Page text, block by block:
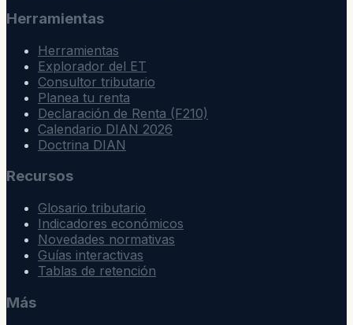
Herramientas
Herramientas
Explorador del ET
Consultor tributario
Planea tu renta
Declaración de Renta (F210)
Calendario DIAN 2026
Doctrina DIAN
Recursos
Glosario tributario
Indicadores económicos
Novedades normativas
Guías interactivas
Tablas de retención
Más